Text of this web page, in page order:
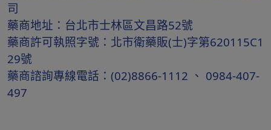
司
藥商地址：台北市士林區文昌路52號
藥商許可執照字號：北市衛藥販(士)字第620115C1
29號
藥商諮詢專線電話：(02)8866-1112 、 0984-407-
497